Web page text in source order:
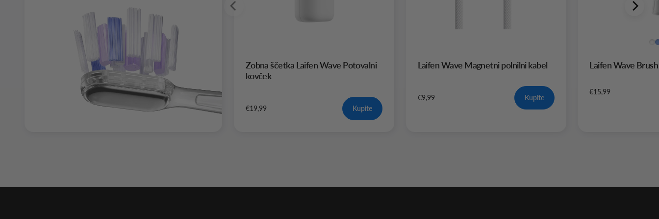
Zobna ščetka Laifen Wave Potovalni
kovček
€19,99 Kupite
Laifen Wave Magnetni polnilni kabel
€9,99 Kupite
Laifen Wave
€15,99